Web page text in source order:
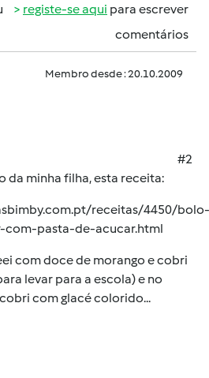
registe-se aqui para escrever
comentários
Membro desde : 20.10.2009
#2
da minha filha, esta receita:
receitas/4450/bolo-
pasta-de-acucar.html
com doce de morango e cobri
levar para a escola) e no
com glacé colorido...